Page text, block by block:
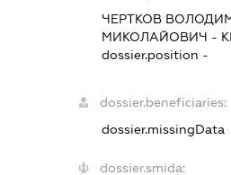
ЧЕРТКОВ
МИКОЛАЙОВИЧ -
dossier.position -
dossier.beneficiaries:
dossier.missingData
dossier.smida: